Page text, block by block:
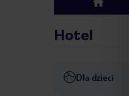
top
Hotel
Dla dzieci